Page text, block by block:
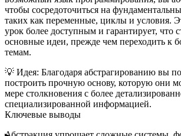
чтобы сосредоточиться на
таких как переменные, циклы и условия.
урок более доступным и гарантирует, что
основные идеи, прежде чем переходить к
темам.
💡 Идея: Благодаря абстрагированию вы
построить прочную основу, которую они
мере столкновения с более
специализированной информацией.
Ключевые выводы